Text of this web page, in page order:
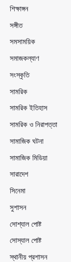
শিক্ষাঙ্গন
সঙ্গীত
সমসাময়িক
সমাজকল্যাণ
সংস্কৃতি
সামরিক
সামরিক ইতিহাস
সামরিক ও নিরাপত্তা
সামাজিক ঘটনা
সামাজিক মিডিয়া
সারাদেশ
সিনেমা
সুশাসন
সোশ্যাল পোষ্ট
সোস্যাল পোষ্ট
স্থানীয় প্রশাসন